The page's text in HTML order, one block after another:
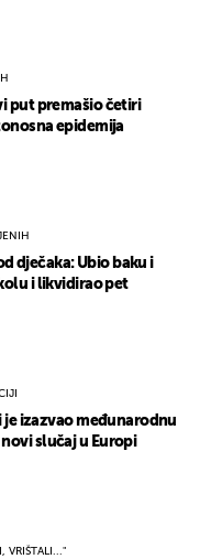
put premašio četiri
epidemija
dječaka: Ubio baku i
i likvidirao pet
je izazvao međunarodnu
slučaj u Europi
VRIŠTALI..."